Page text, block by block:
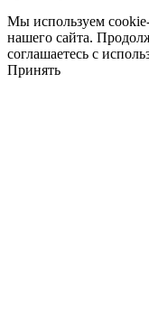
Мы используем
нашего сайта.
соглашаетесь с
Принять